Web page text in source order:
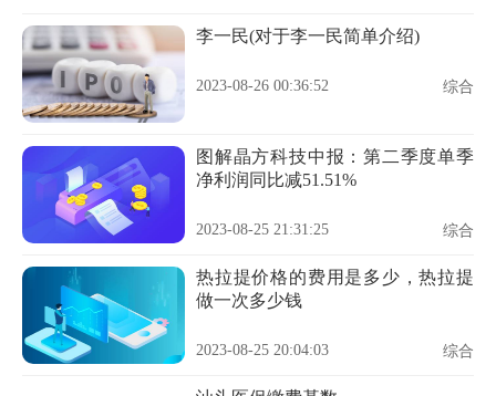
李一民(对于李一民简单介绍)
2023-08-26 00:36:52 综合
图解晶方科技中报：第二季度单季
净利润同比减51.51%
2023-08-25 21:31:25 综合
热拉提价格的费用是多少，热拉提
做一次多少钱
2023-08-25 20:04:03 综合